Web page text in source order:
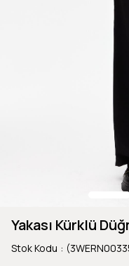
Yakası Kürklü
Stok Kodu